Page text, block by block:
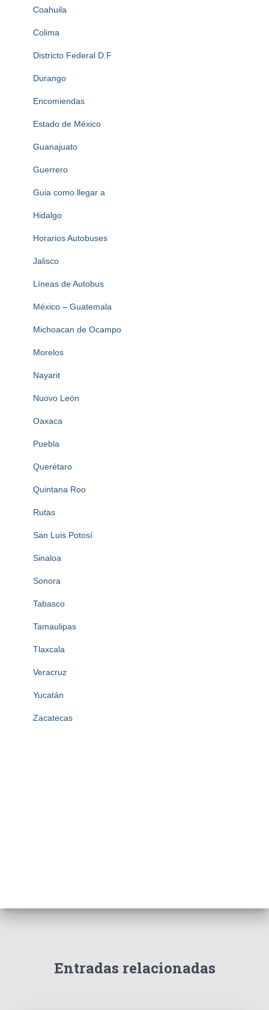
Coahuila
Colima
Districto Federal D.F
Durango
Encomiendas
Estado de México
Guanajuato
Guerrero
Guia como llegar a
Hidalgo
Horarios Autobuses
Jalisco
Líneas de Autobus
México – Guatemala
Michoacan de Ocampo
Morelos
Nayarit
Nuovo León
Oaxaca
Puebla
Querétaro
Quintana Roo
Rutas
San Luis Potosí
Sinaloa
Sonora
Tabasco
Tamaulipas
Tlaxcala
Veracruz
Yucatán
Zacatecas
Entradas relacionadas